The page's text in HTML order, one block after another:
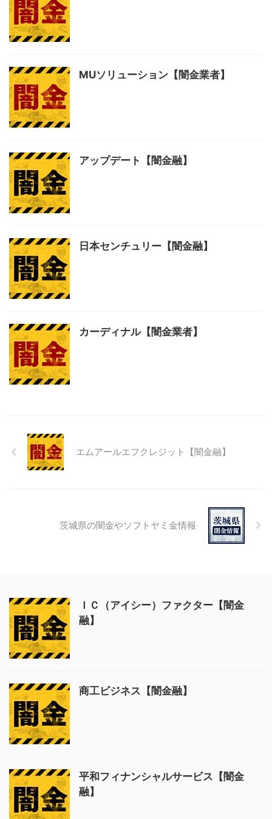
MUソリューション【闇金業者】
アップデート【闇金融】
日本センチュリー【闇金融】
カーディナル【闇金業者】
エムアールエフクレジット【闇金融】
茨城県の闇金やソフトヤミ金情報
ＩＣ（アイシー）ファクター【闇金
融】
商工ビジネス【闇金融】
平和フィナンシャルサービス【闇金
融】